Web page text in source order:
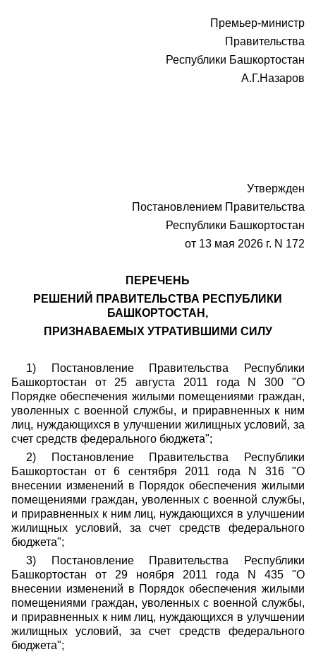
Премьер-министр
Правительства
Республики Башкортостан
А.Г.Назаров
Утвержден
Постановлением Правительства
Республики Башкортостан
от 13 мая 2026 г. N 172
ПЕРЕЧЕНЬ
РЕШЕНИЙ ПРАВИТЕЛЬСТВА РЕСПУБЛИКИ
БАШКОРТОСТАН,
ПРИЗНАВАЕМЫХ УТРАТИВШИМИ СИЛУ
1) Постановление Правительства Республики
Башкортостан от 25 августа 2011 года N 300 "О
Порядке обеспечения жилыми помещениями граждан,
уволенных с военной службы, и приравненных к ним
лиц, нуждающихся в улучшении жилищных условий, за
счет средств федерального бюджета";
2) Постановление Правительства Республики
Башкортостан от 6 сентября 2011 года N 316 "О
внесении изменений в Порядок обеспечения жилыми
помещениями граждан, уволенных с военной службы,
и приравненных к ним лиц, нуждающихся в улучшении
жилищных условий, за счет средств федерального
бюджета";
3) Постановление Правительства Республики
Башкортостан от 29 ноября 2011 года N 435 "О
внесении изменений в Порядок обеспечения жилыми
помещениями граждан, уволенных с военной службы,
и приравненных к ним лиц, нуждающихся в улучшении
жилищных условий, за счет средств федерального
бюджета";